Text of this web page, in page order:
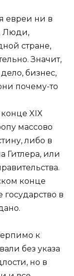
евреи ни в
Люди,
стране,
Значит,
дело, бизнес,
почему-то
XIX
массово
либо в
Гитлера, или
конце
в
к
без указа
но в